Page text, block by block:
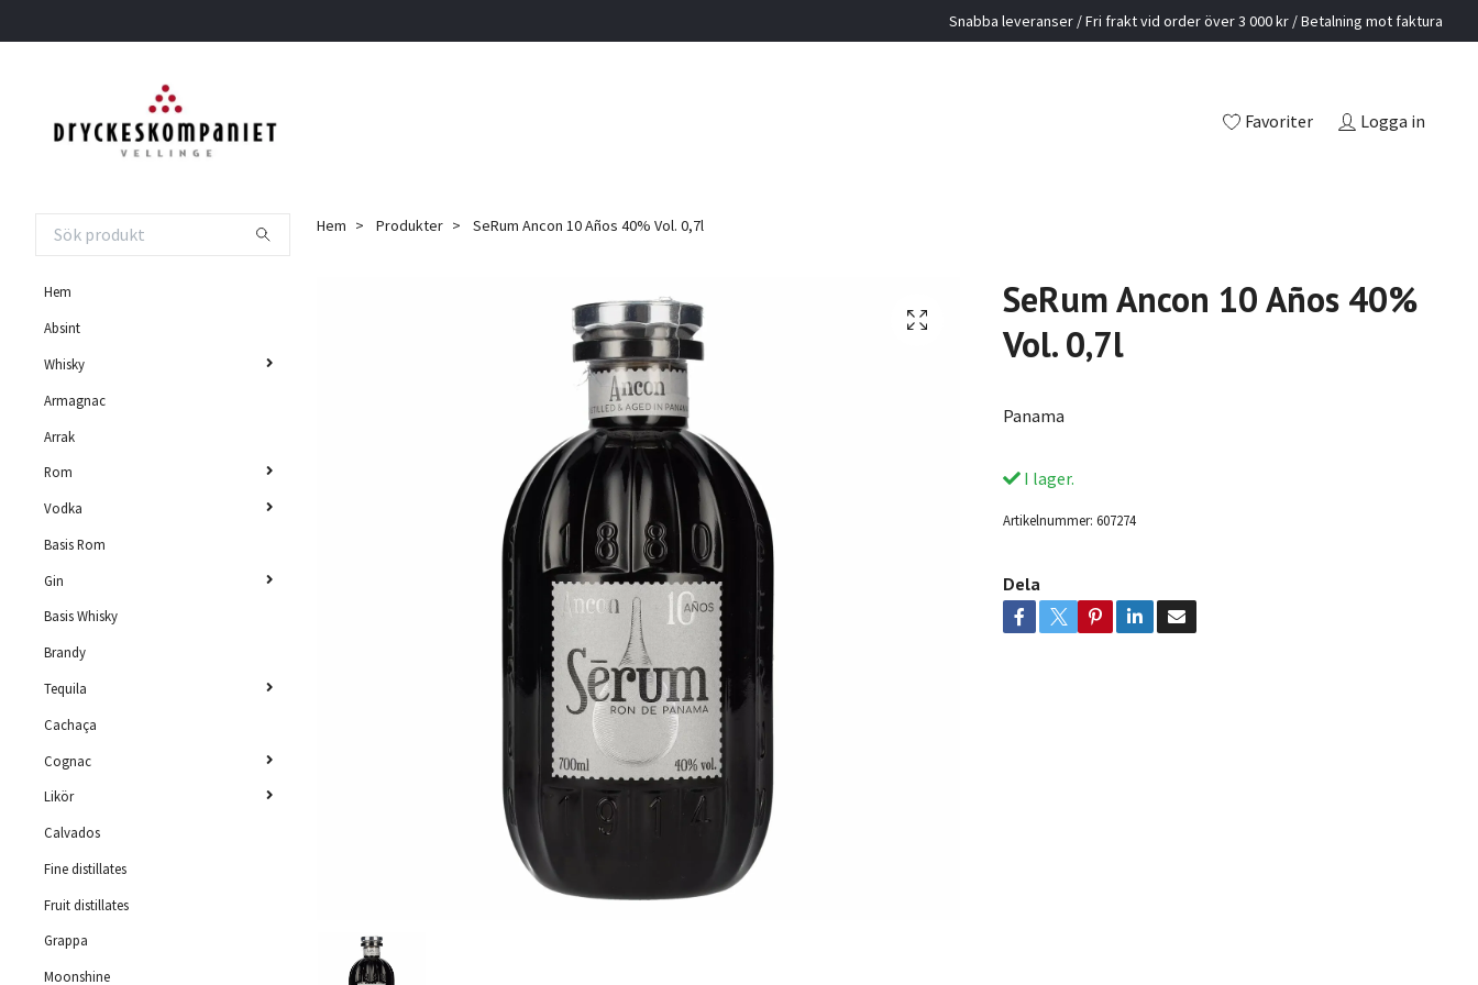
Snabba leveranser / Fri frakt vid order över 3 000 kr / Betalning mot faktura
Favoriter Logga in
Hem
Absint
Whisky
Armagnac
Arrak
Rom
Vodka
Basis Rom
Gin
Basis Whisky
Brandy
Tequila
Cachaça
Cognac
Likör
Calvados
Fine distillates
Fruit distillates
Grappa
Moonshine
Hem Produkter SeRum Ancon 10 Años 40% Vol. 0,7l
SeRum Ancon 10 Años 40%
Vol. 0,7l
Panama
I lager.
Artikelnummer: 607274
Dela